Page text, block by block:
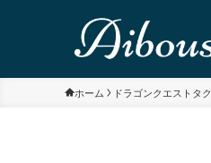
ホーム ドラゴンクエストタ